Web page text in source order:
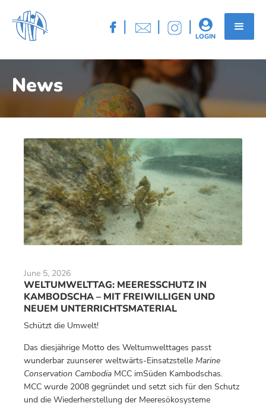
 | | | 
LOGIN
News
June 5, 2026
WELTUMWELTTAG: MEERESSCHUTZ IN
KAMBODSCHA – MIT FREIWILLIGEN UND
NEUEM UNTERRICHTSMATERIAL
Schützt die Umwelt!
Das diesjährige Motto des Weltumwelttages passt
wunderbar zuunserer weltwärts-Einsatzstelle Marine
Conservation Cambodia MCC imSüden Kambodschas.
MCC wurde 2008 gegründet und setzt sich für den Schutz
und die Wiederherstellung der Meeresökosysteme